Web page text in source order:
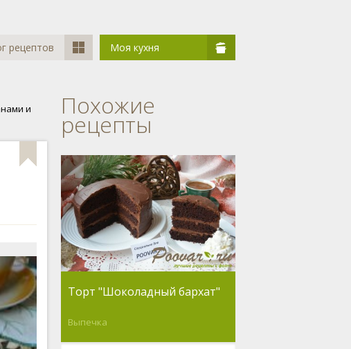
рецептов Моя кухня
и
Похожие
рецепты
Торт "Шоколадный бархат"
Выпечка